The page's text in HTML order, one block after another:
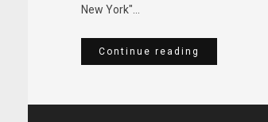
New York"...
Continue reading